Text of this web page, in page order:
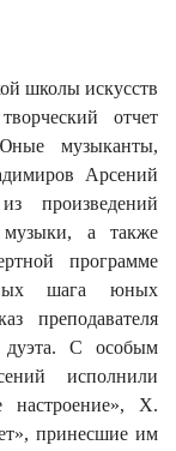
школы искусств
отчет
музыканты,
Арсений
произведений
музыки, а также
программе
шага юных
преподавателя
С особым
исполнили
настроение», Х.
принесшие им